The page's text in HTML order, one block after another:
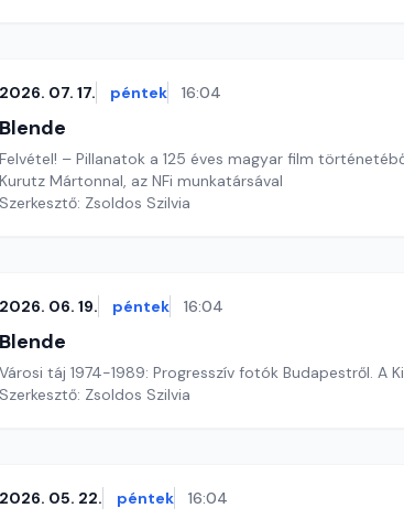
2026. 07. 17. péntek 16:04
Blende
Felvétel! – Pillanatok a 125 éves magyar film
Kurutz Mártonnal, az NFi munkatársával
Szerkesztő: Zsoldos Szilvia
2026. 06. 19. péntek 16:04
Blende
Városi táj 1974-1989: Progresszív fotók Budapestről. A
Szerkesztő: Zsoldos Szilvia
2026. 05. 22. péntek 16:04